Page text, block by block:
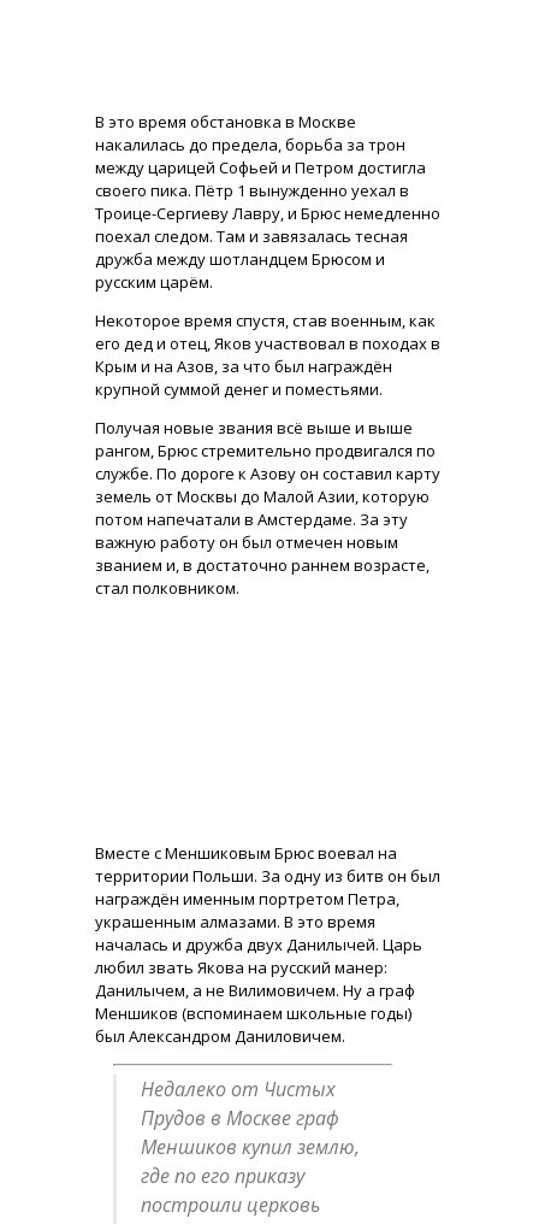
В это время обстановка в Москве
накалилась до предела, борьба за трон
между царицей Софьей и Петром достигла
своего пика. Пётр 1 вынужденно уехал в
Троице-Сергиеву Лавру, и Брюс немедленно
поехал следом. Там и завязалась тесная
дружба между шотландцем Брюсом и
русским царём.
Некоторое время спустя, став военным, как
его дед и отец, Яков участвовал в походах в
Крым и на Азов, за что был награждён
крупной суммой денег и поместьями.
Получая новые звания всё выше и выше
рангом, Брюс стремительно продвигался по
службе. По дороге к Азову он составил карту
земель от Москвы до Малой Азии, которую
потом напечатали в Амстердаме. За эту
важную работу он был отмечен новым
званием и, в достаточно раннем возрасте,
стал полковником.
Вместе с Меншиковым Брюс воевал на
территории Польши. За одну из битв он был
награждён именным портретом Петра,
украшенным алмазами. В это время
началась и дружба двух Данилычей. Царь
любил звать Якова на русский манер:
Данилычем, а не Вилимовичем. Ну а граф
Меншиков (вспоминаем школьные годы)
был Александром Даниловичем.
Недалеко от Чистых
Прудов в Москве граф
Меншиков купил землю,
где по его приказу
построили церковь